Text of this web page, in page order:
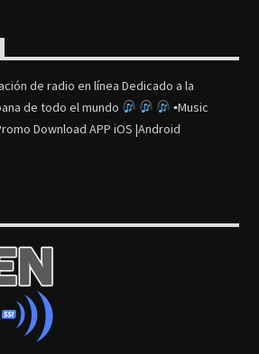
de radio en línea Dedicado a la
de todo el mundo
▪Music
Download APP iOS |Android